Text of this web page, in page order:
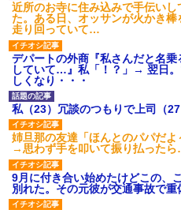
近所のお寺に住み込みで手伝い
た。ある日、オッサンが火かき
走り回っていて…
デパートの外商『私さんだと名
していて…』私「！？」→ 翌日
しくなり・・・
私（23）冗談のつもりで上司（
姉旦那の友達「ほんとのパパだよ
→思わず手を叩いて振り払った
9月に付き合い始めたけどこの、
別れた。その元彼が交通事故で